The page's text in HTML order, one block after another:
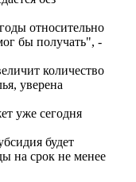
относительно
бы получать", -
количество
уверена
уже сегодня
будет
на срок не менее